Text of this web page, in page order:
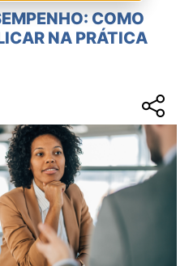
COMO
NA PRÁTICA